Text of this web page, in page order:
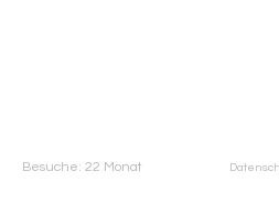
Besuche: 22 Monat